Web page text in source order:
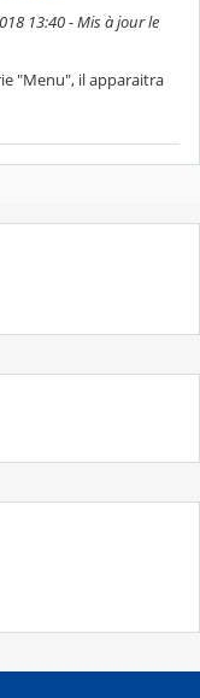
13:40 - Mis à jour le
"Menu", il apparaitra